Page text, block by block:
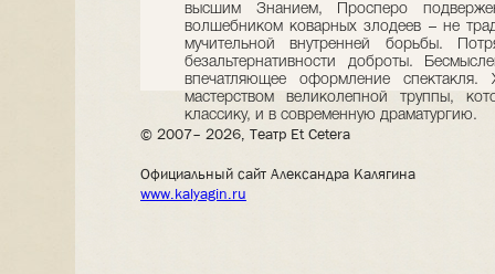
высшим Знанием, Просперо
волшебником коварных злодеев – не
мучительной внутренней борьбы.
безальтернативности доброты.
впечатляющее оформление спектакля.
мастерством великолепной труппы,
классику, и в современную драматургию.
© 2007– 2026, Театр Et Cetera
Официальный сайт Александра Калягина
www.kalyagin.ru